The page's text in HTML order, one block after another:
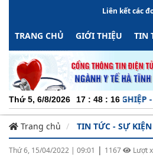
Liên kết các
TRANG CHỦ GIỚI THIỆU TIN
Thứ 5, 6/8/2026 17 : 48 : 16
CHUYÊN NGHIỆP -
Trang chủ TIN TỨC - SỰ KIỆN
Thứ 6, 15/04/2022 | 09:01 | 1167
Lượt